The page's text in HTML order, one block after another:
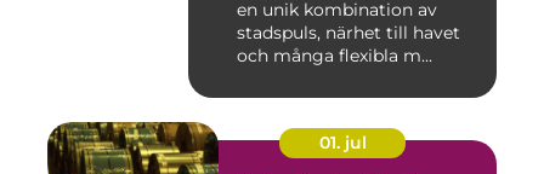
en unik kombination av
stadspuls, närhet till havet
och många flexibla m...
01. jul